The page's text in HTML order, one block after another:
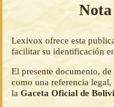
Lexivox ofrece esta
facilitar su identificación
El presente documento,
como una referencia
laGaceta Oficial de